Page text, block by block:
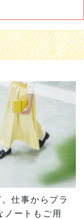
仕事からプラ
ノートもご用